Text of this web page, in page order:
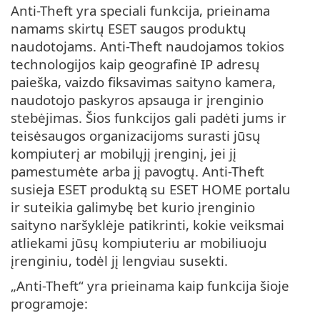
Anti-Theft yra speciali funkcija, prieinama
namams skirtų ESET saugos produktų
naudotojams. Anti-Theft naudojamos tokios
technologijos kaip geografinė IP adresų
paieška, vaizdo fiksavimas saityno kamera,
naudotojo paskyros apsauga ir įrenginio
stebėjimas. Šios funkcijos gali padėti jums ir
teisėsaugos organizacijoms surasti jūsų
kompiuterį ar mobilųjį įrenginį, jei jį
pamestumėte arba jį pavogtų. Anti-Theft
susieja ESET produktą su ESET HOME portalu
ir suteikia galimybę bet kurio įrenginio
saityno naršyklėje patikrinti, kokie veiksmai
atliekami jūsų kompiuteriu ar mobiliuoju
įrenginiu, todėl jį lengviau susekti.
„Anti-Theft“ yra prieinama kaip funkcija šioje
programoje: